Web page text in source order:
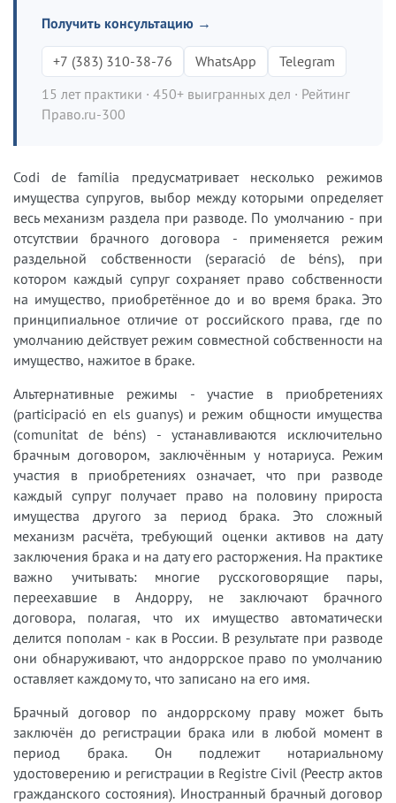
Получить консультацию →
+7 (383) 310-38-76 WhatsApp
Telegram
15 лет практики · 450+ выигранных дел · Рейтинг
Право.ru-300
Codi de família предусматривает несколько режимов
имущества супругов, выбор между которыми определяет
весь механизм раздела при разводе. По умолчанию - при
отсутствии брачного договора - применяется режим
раздельной собственности (separació de béns), при
котором каждый супруг сохраняет право собственности
на имущество, приобретённое до и во время брака. Это
принципиальное отличие от российского права, где по
умолчанию действует режим совместной собственности на
имущество, нажитое в браке.
Альтернативные режимы - участие в приобретениях
(participació en els guanys) и режим общности имущества
(comunitat de béns) - устанавливаются исключительно
брачным договором, заключённым у нотариуса. Режим
участия в приобретениях означает, что при разводе
каждый супруг получает право на половину прироста
имущества другого за период брака. Это сложный
механизм расчёта, требующий оценки активов на дату
заключения брака и на дату его расторжения. На практике
важно учитывать: многие русскоговорящие пары,
переехавшие в Андорру, не заключают брачного
договора, полагая, что их имущество автоматически
делится пополам - как в России. В результате при разводе
они обнаруживают, что андоррское право по умолчанию
оставляет каждому то, что записано на его имя.
Брачный договор по андоррскому праву может быть
заключён до регистрации брака или в любой момент в
период брака. Он подлежит нотариальному
удостоверению и регистрации в Registre Civil (Реестр актов
гражданского состояния). Иностранный брачный договор